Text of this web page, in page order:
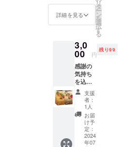
することが
難しく、価
格の値上げ
いている点
です。
その問題を
解決するた
め、私たち
はスリラン
ヒー栽培に
適した土地
をご確
認くだ
パーレ
スで洗
の良い
プロダ
クトで
す。
射日光
を避
味期
限：
6月30日
・原産
国 ：
スリラ
ンカ
（スパ
イス
ティー
個】を
ご提供
しま
す。 ・
名称：
ハーブ
ティー
(粉末清
涼飲料)
・原材
料：粗
糖（さ
とうき
び）ヒ
詳細を見る
リ
タ
ー
ン
を
選
択
す
る
3,0
00 円
残り99
感謝の
気持ち
を込め
て、お
礼の
メッ
セージ
をお送
りしま
す。
【Spice
支援
者：
1人
お届
け予
定：
2024
年07